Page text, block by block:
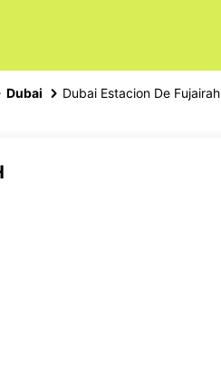
Dubai Dubai Estacion De Fujairah